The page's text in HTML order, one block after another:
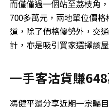
而僅僅過一個站至荔枝角
700多萬元，兩地單位價
道，除了價格優勢外，交
計，亦是吸引買家選擇該
一手客沽貨賺
馮健平還分享近期一宗矚